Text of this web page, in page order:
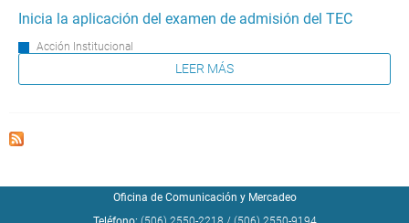
Inicia la aplicación del examen de admisión del TEC
Acción Institucional
LEER MÁS
Oficina de Comunicación y Mercadeo